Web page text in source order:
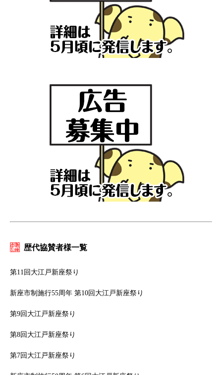
歴代協賛者様一覧
第11回大江戸新座祭り
新座市制施行55周年 第10回大江戸新座祭り
第9回大江戸新座祭り
第8回大江戸新座祭り
第7回大江戸新座祭り